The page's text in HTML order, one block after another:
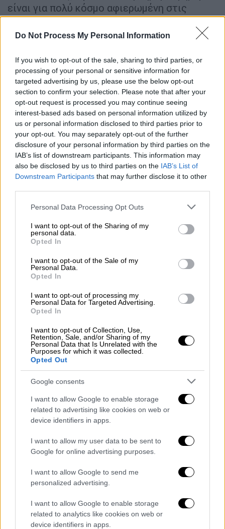
Do Not Process My Personal Information
If you wish to opt-out of the sale, sharing to third parties, or
processing of your personal or sensitive information for
targeted advertising by us, please use the below opt-out
section to confirm your selection. Please note that after your
opt-out request is processed you may continue seeing
interest-based ads based on personal information utilized by
us or personal information disclosed to third parties prior to
your opt-out. You may separately opt-out of the further
disclosure of your personal information by third parties on the
IAB’s list of downstream participants. This information may
also be disclosed by us to third parties on the IAB’s List of
Downstream Participants that may further disclose it to other
Please note that this website/app uses one or more Google
not limited to your visit or usage behaviour. You may click to
grant or deny consent to Google and its third-party tags to
use your data for below specified purposes in below Google
consent section.
Personal Data Processing Opt Outs
I want to opt-out of the Sharing of my
personal data.
Opted In
I want to opt-out of the Sale of my
Personal Data.
Opted In
I want to opt-out of processing my
Personal Data for Targeted Advertising.
Opted In
I want to opt-out of Collection, Use,
Retention, Sale, and/or Sharing of my
Personal Data that Is Unrelated with the
Purposes for which it was collected.
Opted Out
Google consents
I want to allow Google to enable storage
related to advertising like cookies on web or
device identifiers in apps.
I want to allow my user data to be sent to
Google for online advertising purposes.
I want to allow Google to send me
personalized advertising.
I want to allow Google to enable storage
related to analytics like cookies on web or
device identifiers in apps.
είναι για πολύ κόσμο αφιερωμένη στις
αγορές με τα καταστήματα να προσφέρουν
γενναίες εκπτώσεις.
Οι προσφορές, όμως, δεν θα σταματήσουν
εδώ καθώς ακολουθείηCyber Mondayμε τα
καταστήματα να έχουν βγάλει από νωρίς
νέες προσφορές.
ΔΙΑΒΑΣΤΕ ΕΠΙΣΗΣ
Οικονομία|26.11.2025 12:01
Επανέρχονται οι συλλογικές
συμβάσεις: Οι άξονες της συμφωνίας
Η Cyber Monday φέτος έρχεται την 1η
Δεκεμβρίου 2025 και καλό θα είναι μέσα στο
Σαββατοκύριακο να οργανωθείτε, για να
ξέρετε πού θα... χτυπήσετε τη Δευτέρα.
Ανοιχτά τα καταστήματα στις 30/11
καταστήματα θα είναι προαιρετικά ανοιχτά,
δίνοντας την ευκαιρία στους καταναλωτές
να κάνουν τις αγορές τους και το
δεν είναι υποχρεωτικό, συνιστάται να
επιβεβαιώνεται εκ των προτέρων η
λειτουργία κάθε καταστήματος.
Οι ανακοινώσεις για το εορταστικό ωράριο
των εμπορικών κέντρων και
ανακοινωθούν έως τα τέλη της επόμενης
εβδομάδας, καθώς η αγορά προετοιμάζεται
για την εκκίνηση της χριστουγεννιάτικης
περιόδου.